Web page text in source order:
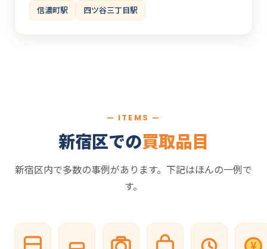
信濃町駅
四ツ谷三丁目駅
— ITEMS —
新宿区での買取品目
新宿区内で多数の事例があります。下記はほんの一例で
す。
¥